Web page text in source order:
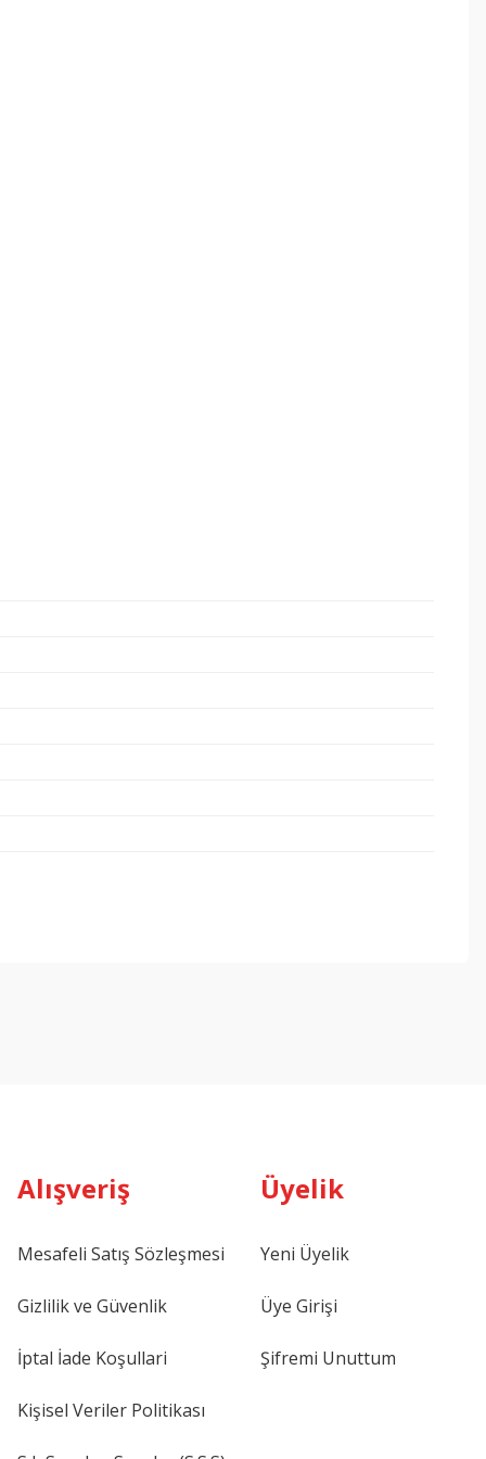
Alışveriş
Mesafeli Satış Sözleşmesi
Gizlilik ve Güvenlik
İptal İade Koşullari
Kişisel Veriler Politikası
Üyelik
Yeni Üyelik
Üye Girişi
Şifremi Unuttum